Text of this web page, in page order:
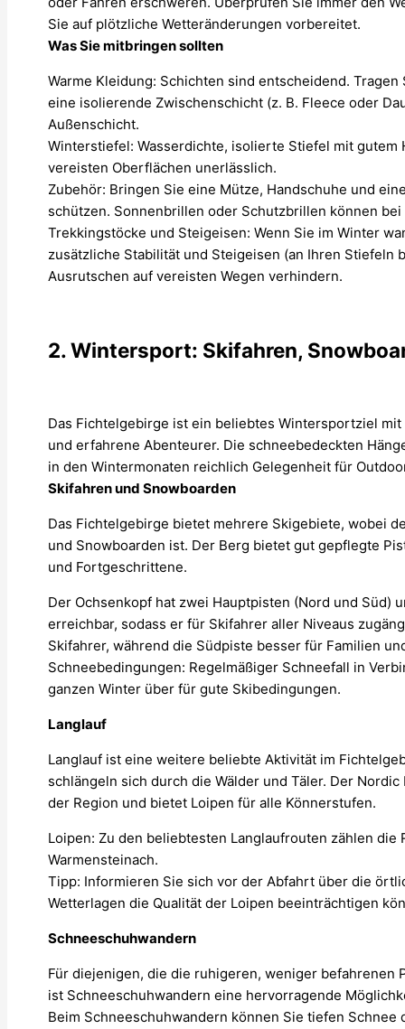
Sie auf plötzliche Wetteränderungen vorbereitet.
Was Sie mitbringen sollten
Warme Kleidung: Schichten sind entscheidend.
eine isolierende Zwischenschicht (z. B. Fleece oder
Außenschicht.
Winterstiefel: Wasserdichte, isolierte Stiefel mit
vereisten Oberflächen unerlässlich.
Zubehör: Bringen Sie eine Mütze, Handschuhe und
schützen. Sonnenbrillen oder Schutzbrillen können
Trekkingstöcke und Steigeisen: Wenn Sie im Winter
zusätzliche Stabilität und Steigeisen (an Ihren Stiefeln
Ausrutschen auf vereisten Wegen verhindern.
2. Wintersport: Skifahren,
Das Fichtelgebirge ist ein beliebtes Wintersportziel
und erfahrene Abenteurer. Die schneebedeckten
in den Wintermonaten reichlich Gelegenheit für
Skifahren und Snowboarden
Das Fichtelgebirge bietet mehrere Skigebiete, wobei
und Snowboarden ist. Der Berg bietet gut gepflegte
und Fortgeschrittene.
Der Ochsenkopf hat zwei Hauptpisten (Nord und Süd)
erreichbar, sodass er für Skifahrer aller Niveaus
Skifahrer, während die Südpiste besser für Familien
Schneebedingungen: Regelmäßiger Schneefall in
ganzen Winter über für gute Skibedingungen.
Langlauf
Langlauf ist eine weitere beliebte Aktivität im
schlängeln sich durch die Wälder und Täler. Der
der Region und bietet Loipen für alle Könnerstufen.
Loipen: Zu den beliebtesten Langlaufrouten zählen
Warmensteinach.
Tipp: Informieren Sie sich vor der Abfahrt über die
Wetterlagen die Qualität der Loipen beeinträchtigen
Schneeschuhwandern
Für diejenigen, die die ruhigeren, weniger befahrenen
ist Schneeschuhwandern eine hervorragende
Beim Schneeschuhwandern können Sie tiefen